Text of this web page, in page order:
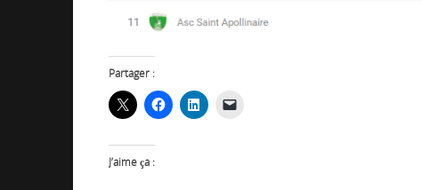
Partager :
J’aime ça :